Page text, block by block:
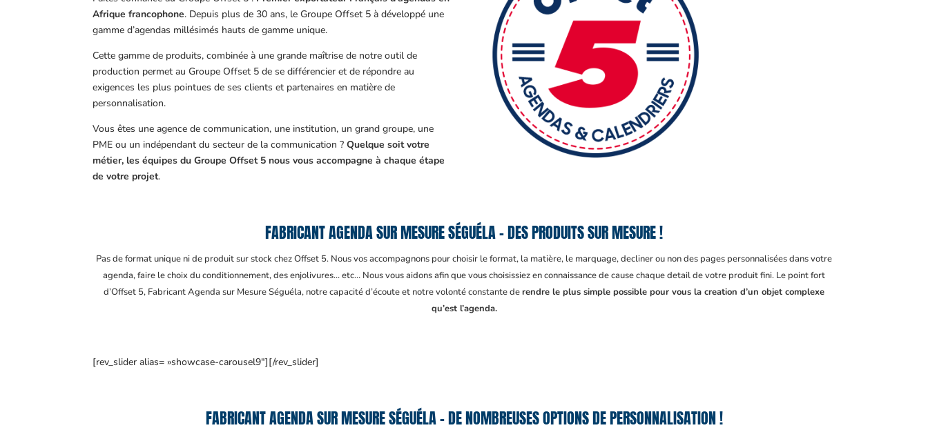
Afrique francophone. Depuis plus de 30 ans, le Groupe Offset 5 à développé une
gamme d’agendas millésimés hauts de gamme unique.
Cette gamme de produits, combinée à une grande maîtrise de notre outil de
production permet au Groupe Offset 5 de se différencier et de répondre au
exigences les plus pointues de ses clients et partenaires en matière de
personnalisation.
Vous êtes une agence de communication, une institution, un grand groupe, une
PME ou un indépendant du secteur de la communication ?Quelque soit votre
métier, les équipes du Groupe Offset 5 nous vous accompagne à chaque étape
de votre projet.
FABRICANT AGENDA SUR MESURE SÉGUÉLA – DES PRODUITS SUR MESURE !
Pas de format unique ni de produit sur stock chez Offset 5. Nous vos accompagnons pour choisir le format, la matière, le marquage, decliner ou non des pages personnalisées dans votre
agenda, faire le choix du conditionnement, des enjolivures… etc… Nous vous aidons afin que vous choisissiez en connaissance de cause chaque detail de votre produit fini. Le point fort
d’Offset 5, Fabricant Agenda sur Mesure Séguéla, notre capacité d’écoute et notre volonté constante derendre le plus simple possible pour vous la creation d’un objet complexe
qu’est l’agenda.
[rev_slider alias= »showcase-carousel9″][/rev_slider]
FABRICANT AGENDA SUR MESURE SÉGUÉLA – DE NOMBREUSES OPTIONS DE PERSONNALISATION !